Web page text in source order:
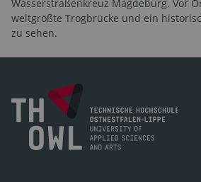
Wasserstraßenkreuz Magdeburg. Vor
weltgrößte Trogbrücke und ein
zu sehen.